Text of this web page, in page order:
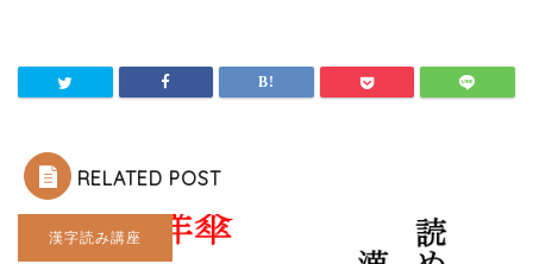
RELATED POST
漢字読み講座